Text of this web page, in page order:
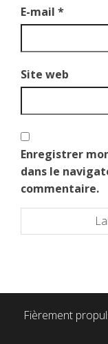
E-mail *
Site web
Enregistrer
dans le
commentaire.
Fièrement